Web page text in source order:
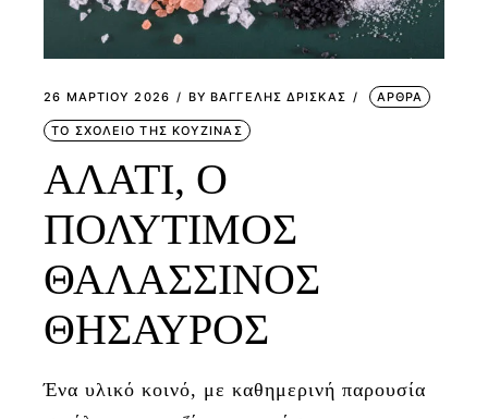
26 ΜΑΡΤΊΟΥ 2026 BY ΒΑΓΓΕΛΗΣ ΔΡΙΣΚΑΣ ΑΡΘΡΑ
ΤΟ ΣΧΟΛΕΙΟ ΤΗΣ ΚΟΥΖΙΝΑΣ
ΑΛΑΤΙ, Ο
ΠΟΛΥΤΙΜΟΣ
ΘΑΛΑΣΣΙΝΟΣ
ΘΗΣΑΥΡΟΣ
Ένα υλικό κοινό, με καθημερινή παρουσία